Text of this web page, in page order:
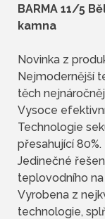
BARMA 11/5
kamna
Novinka z
Nejmodernější
těch
Vysoce
Technologie
přesahující 80%.
Jedinečné
teplovodního
Vyrobena z
technologie,